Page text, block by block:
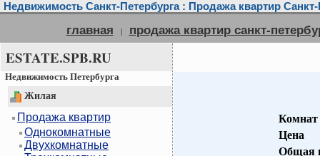
Недвижимость Санкт-Петербурга : Продажа квартир Санкт-
главная | продажа квартир санкт-
ESTATE.SPB.RU
Недвижимость Петербурга
Жилая
Продажа квартир
Однокомнатные
Двухкомнатные
Комнат
Цена
Общая